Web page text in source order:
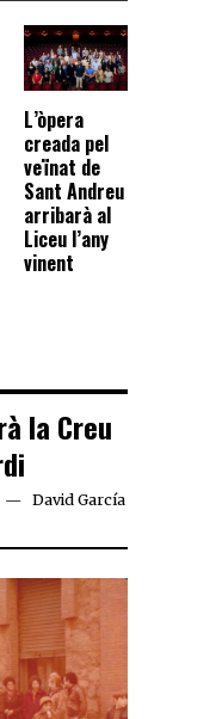
L’òpera
creada pel
veïnat de
Sant Andreu
arribarà al
Liceu l’any
vinent
la Creu
David García